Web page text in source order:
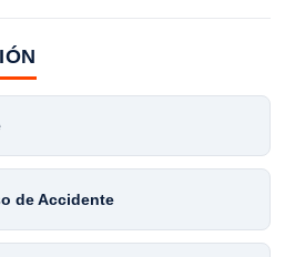
de Accidente